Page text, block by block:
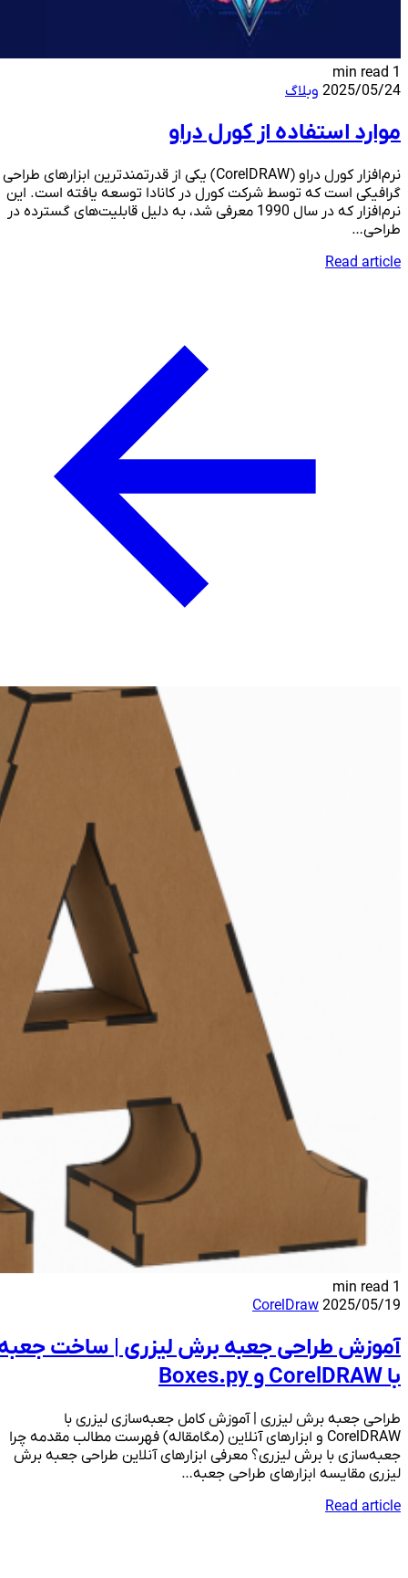
2025/05/24 وبلاگ
موارد استفاده از کورل دراو
نرم‌افزار کورل دراو (CorelDRAW) یکی از قدرتمندترین ابزارهای طراحی
گرافیکی است که توسط شرکت کورل در کانادا توسعه یافته است. این
نرم‌افزار که در سال 1990 معرفی شد، به دلیل قابلیت‌های گسترده در
طراحی…
Read article
2025/05/19
CorelDraw
آموزش طراحی جعبه برش لیزری | ساخت جعبه
با CorelDRAW و Boxes.py
طراحی جعبه برش لیزری | آموزش کامل جعبه‌سازی لیزری با
CorelDRAW و ابزارهای آنلاین (مگامقاله) فهرست مطالب مقدمه چرا
جعبه‌سازی با برش لیزری؟ معرفی ابزارهای آنلاین طراحی جعبه برش
لیزری مقایسه ابزارهای طراحی جعبه…
Read article